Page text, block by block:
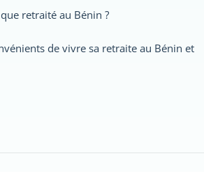
retraité au Bénin ?
de vivre sa retraite au Bénin et